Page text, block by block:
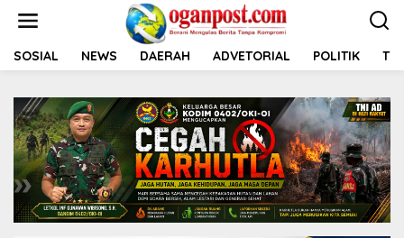
t
SOSIAL NEWS DAERAH ADVETORIAL POLITIK